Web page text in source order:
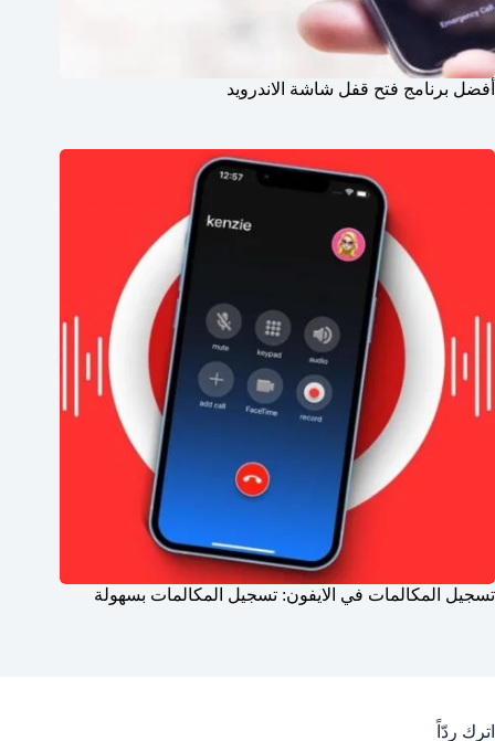
أفضل برنامج فتح قفل شاشة الاندرويد
تسجيل المكالمات في الايفون: تسجيل المكالمات بسهولة
اترك ردّاً